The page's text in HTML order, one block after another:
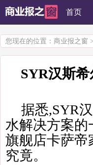
首页
您现在的位置： 商业报之窗 >
SYR汉斯
据悉,SYR
水解决方案的
旗舰店卡萨帝
究竟。